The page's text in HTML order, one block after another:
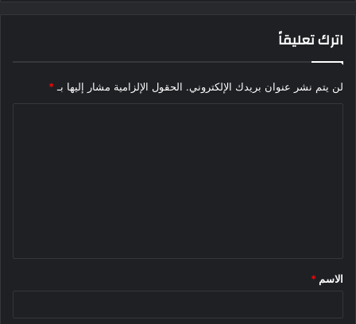
اترك تعليقاً
لن يتم نشر عنوان بريدك الإلكتروني. الحقول الإلزامية مشار إليها بـ *
*
الاسم *